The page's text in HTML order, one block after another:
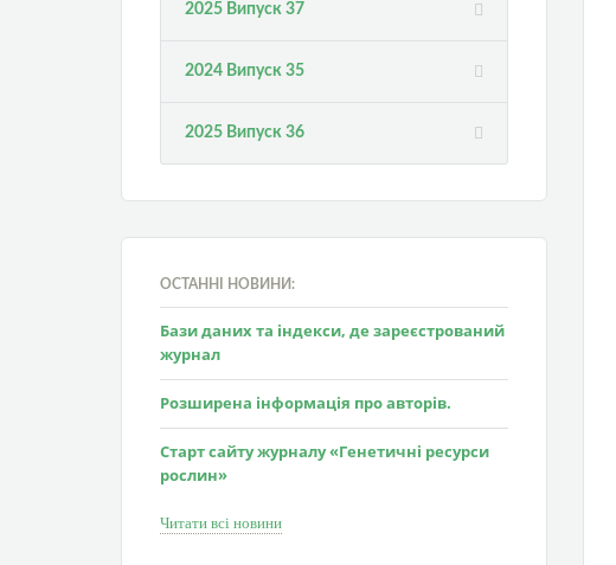
2025 Випуск 37
2024 Випуск 35
2025 Випуск 36
ОСТАННІ НОВИНИ:
Бази даних та індекси, де зареєстрований
журнал
Розширена інформація про авторів.
Старт сайту журналу «Генетичні ресурси
рослин»
Читати всі новини